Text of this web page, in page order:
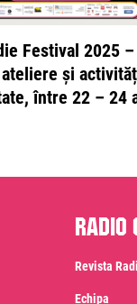
Festival 2025
și
între 22 – 24
Revista
Echipa